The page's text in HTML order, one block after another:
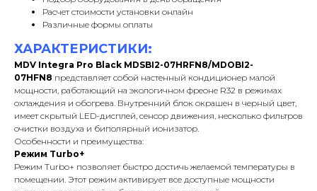
Расчет стоимости установки онлайн
Различные формы оплаты
ХАРАКТЕРИСТИКИ:
MDV Integra Pro Black MDSBI2-07HRFN8/MDOBI2-
07HFN8 представляет собой настенный кондиционер малой
мощности, работающий на экологичном фреоне R32 в режимах
охлаждения и обогрева. Внутренний блок окрашен в черный цвет,
имеет скрытый LED-дисплей, сенсор движения, несколько фильтров
очистки воздуха и биполярный ионизатор.
Особенности и преимущества:
Режим Turbo+
Режим Turbo+ позволяет быстро достичь желаемой температуры в
помещении. Этот режим активирует все доступные мощности